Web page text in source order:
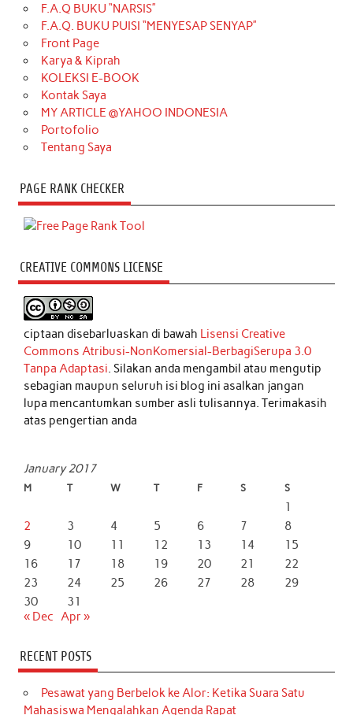
F.A.Q BUKU “NARSIS”
F.A.Q. BUKU PUISI “MENYESAP SENYAP”
Front Page
Karya & Kiprah
KOLEKSI E-BOOK
Kontak Saya
MY ARTICLE @YAHOO INDONESIA
Portofolio
Tentang Saya
PAGE RANK CHECKER
CREATIVE COMMONS LICENSE
ciptaan disebarluaskan di bawah Lisensi Creative
Commons Atribusi-NonKomersial-BerbagiSerupa 3.0
Tanpa Adaptasi. Silakan anda mengambil atau mengutip
sebagian maupun seluruh isi blog ini asalkan jangan
lupa mencantumkan sumber asli tulisannya. Terimakasih
atas pengertian anda
January 2017
M T W T F S S
1
2
3 4 5 6 7
8
9
10 11 12 13 14
15
16
17 18 19 20 21
22
23
24 25 26 27 28
29
30
31
« Dec Apr »
RECENT POSTS
Pesawat yang Berbelok ke Alor: Ketika Suara Satu
Mahasiswa Mengalahkan Agenda Rapat